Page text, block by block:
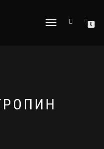
ПЕРЕКЛЮЧИТЬ
0